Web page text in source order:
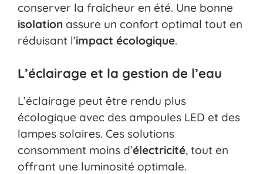
conserver la fraîcheur en été. Une bonne
isolation assure un confort optimal tout en
réduisant l’impact écologique.
L’éclairage et la gestion de l’eau
L’éclairage peut être rendu plus
écologique avec des ampoules LED et des
lampes solaires. Ces solutions
consomment moins d’électricité, tout en
offrant une luminosité optimale.